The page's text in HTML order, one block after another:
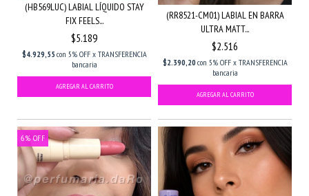
(HB569LUC) LABIAL LÍQUIDO STAY
FIX FEELS...
$5.189
$4.929,55 con 5% OFF x TRANSFERENCIA
bancaria
(RR8521-CM01) LABIAL EN BARRA
ULTRA MATT...
$2.516
$2.390,20con 5% OFF x TRANSFERENCIA
bancaria
6% OFF